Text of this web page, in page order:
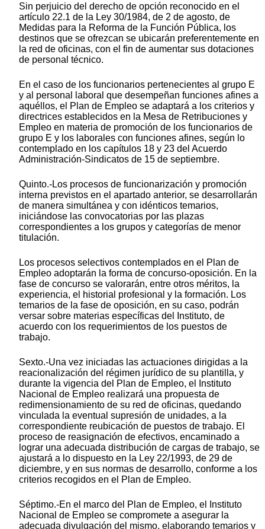
Sin perjuicio del derecho de opción reconocido en el
artículo 22.1 de la Ley 30/1984, de 2 de agosto, de
Medidas para la Reforma de la Función Pública, los
destinos que se ofrezcan se ubicarán preferentemente en
la red de oficinas, con el fin de aumentar sus dotaciones
de personal técnico.
En el caso de los funcionarios pertenecientes al grupo E
y al personal laboral que desempeñan funciones afines a
aquéllos, el Plan de Empleo se adaptará a los criterios y
directrices establecidos en la Mesa de Retribuciones y
Empleo en materia de promoción de los funcionarios de
grupo E y los laborales con funciones afines, según lo
contemplado en los capítulos 18 y 23 del Acuerdo
Administración-Sindicatos de 15 de septiembre.
Quinto.-Los procesos de funcionarización y promoción
interna previstos en el apartado anterior, se desarrollarán
de manera simultánea y con idénticos temarios,
iniciándose las convocatorias por las plazas
correspondientes a los grupos y categorías de menor
titulación.
Los procesos selectivos contemplados en el Plan de
Empleo adoptarán la forma de concurso-oposición. En la
fase de concurso se valorarán, entre otros méritos, la
experiencia, el historial profesional y la formación. Los
temarios de la fase de oposición, en su caso, podrán
versar sobre materias específicas del Instituto, de
acuerdo con los requerimientos de los puestos de
trabajo.
Sexto.-Una vez iniciadas las actuaciones dirigidas a la
reacionalización del régimen jurídico de su plantilla, y
durante la vigencia del Plan de Empleo, el Instituto
Nacional de Empleo realizará una propuesta de
redimensionamiento de su red de oficinas, quedando
vinculada la eventual supresión de unidades, a la
correspondiente reubicación de puestos de trabajo. El
proceso de reasignación de efectivos, encaminado a
lograr una adecuada distribución de cargas de trabajo, se
ajustará a lo dispuesto en la Ley 22/1993, de 29 de
diciembre, y en sus normas de desarrollo, conforme a los
criterios recogidos en el Plan de Empleo.
Séptimo.-En el marco del Plan de Empleo, el Instituto
Nacional de Empleo se compromete a asegurar la
adecuada divulgación del mismo, elaborando temarios y